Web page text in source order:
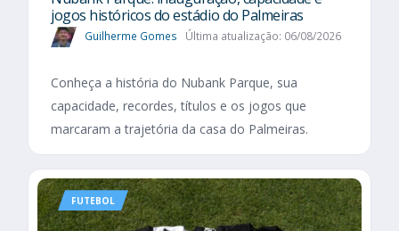
jogos históricos do estádio do Palmeiras
Guilherme Gomes Última atualização: 06/08/2026
Conheça a história do Nubank Parque, sua
capacidade, recordes, títulos e os jogos que
marcaram a trajetória da casa do Palmeiras.
FUTEBOL